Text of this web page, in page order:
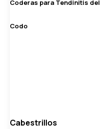
Coderas para Tendinitis del
Codo
Cabestrillos